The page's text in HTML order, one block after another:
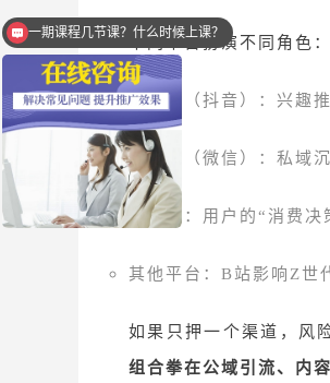
不同平台扮演不同角色：
字节系（抖音）：兴趣
腾讯系（微信）：私域
小红书：用户的“消费决
其他平台： B站影响Z世
如果只押一个渠道，风
组合拳在公域引流、内
学完后能提升效果吗？